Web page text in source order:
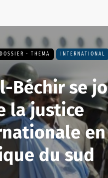
DOSSIER - THEMA INTERNATIONAL
Béchir se
la justice
en
du sud